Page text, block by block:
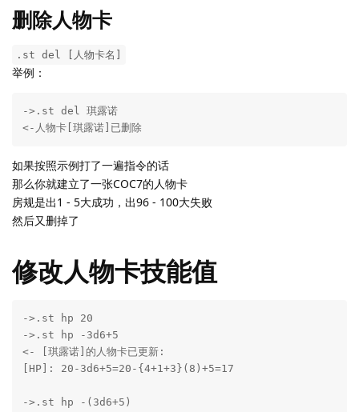
删除人物卡
.st del [人物卡名]
举例：
->.st del 琪露诺
<-人物卡[琪露诺]已删除
如果按照示例打了一遍指令的话
那么你就建立了一张COC7的人物卡
房规是出1 - 5大成功，出96 - 100大失败
然后又删掉了
修改人物卡技能值
->.st hp 20
->.st hp -3d6+5
<- [琪露诺]的人物卡已更新:
[HP]: 20-3d6+5=20-{4+1+3}(8)+5=17
->.st hp -(3d6+5)